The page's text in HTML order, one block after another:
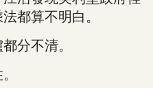
都算不明白。
分不清。